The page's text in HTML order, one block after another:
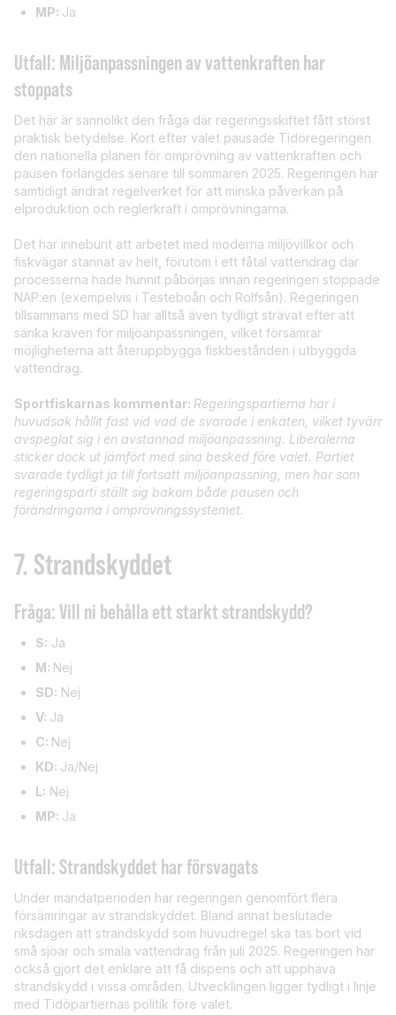
MP: Ja
Utfall: Miljöanpassningen av vattenkraften har
stoppats
Det här är sannolikt den fråga där regeringsskiftet fått störst
praktisk betydelse. Kort efter valet pausade Tidöregeringen
den nationella planen för omprövning av vattenkraften och
pausen förlängdes senare till sommaren 2025. Regeringen har
samtidigt ändrat regelverket för att minska påverkan på
elproduktion och reglerkraft i omprövningarna.
Det har inneburit att arbetet med moderna miljövillkor och
fiskvägar stannat av helt, förutom i ett fåtal vattendrag där
processerna hade hunnit påbörjas innan regeringen stoppade
NAP:en (exempelvis i Testeboån och Rolfsån). Regeringen
tillsammans med SD har alltså även tydligt strävat efter att
sänka kraven för miljöanpassningen, vilket försämrar
möjligheterna att återuppbygga fiskbestånden i utbyggda
vattendrag.
Sportfiskarnas kommentar: Regeringspartierna har i
huvudsak hållit fast vid vad de svarade i enkäten, vilket tyvärr
avspeglat sig i en avstannad miljöanpassning. Liberalerna
sticker dock ut jämfört med sina besked före valet. Partiet
svarade tydligt ja till fortsatt miljöanpassning, men har som
regeringsparti ställt sig bakom både pausen och
förändringarna i omprövningssystemet.
7. Strandskyddet
Fråga: Vill ni behålla ett starkt strandskydd?
S: Ja
M: Nej
SD: Nej
V: Ja
C: Nej
KD: Ja/Nej
L: Nej
MP: Ja
Utfall: Strandskyddet har försvagats
Under mandatperioden har regeringen genomfört flera
försämringar av strandskyddet. Bland annat beslutade
riksdagen att strandskydd som huvudregel ska tas bort vid
små sjöar och smala vattendrag från juli 2025. Regeringen har
också gjort det enklare att få dispens och att upphäva
strandskydd i vissa områden. Utvecklingen ligger tydligt i linje
med Tidöpartiernas politik före valet.